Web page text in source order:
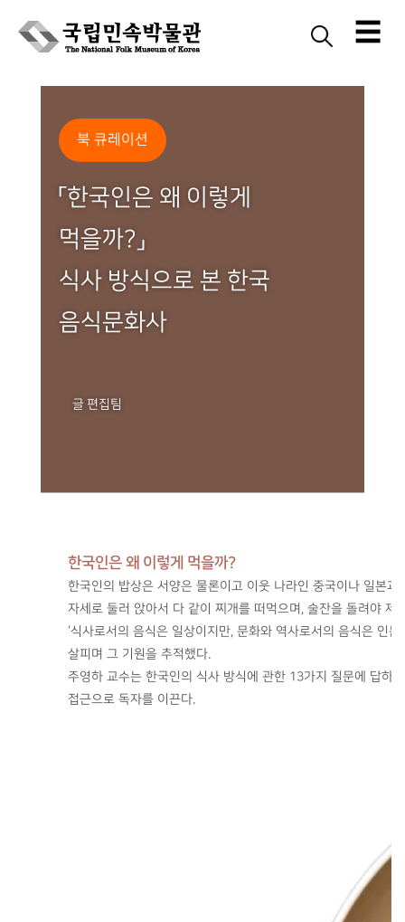
☰
Skip
content
북 큐레이션
「한국인은 왜 이렇게
먹을까?」
식사 방식으로 본 한국
음식문화사
글 편집팀
한국인은 왜 이렇게 먹을까?
한국인의 밥상은 서양은 물론이고 이웃 나라인 중국이나 일본
자세로 둘러 앉아서 다 같이 찌개를 떠먹으며, 술잔을 돌려야
‘식사로서의 음식은 일상이지만, 문화와 역사로서의 음식은 인문
살피며 그 기원을 추적했다.
주영하 교수는 한국인의 식사 방식에 관한 13가지 질문에 답하
접근으로 독자를 이끈다.